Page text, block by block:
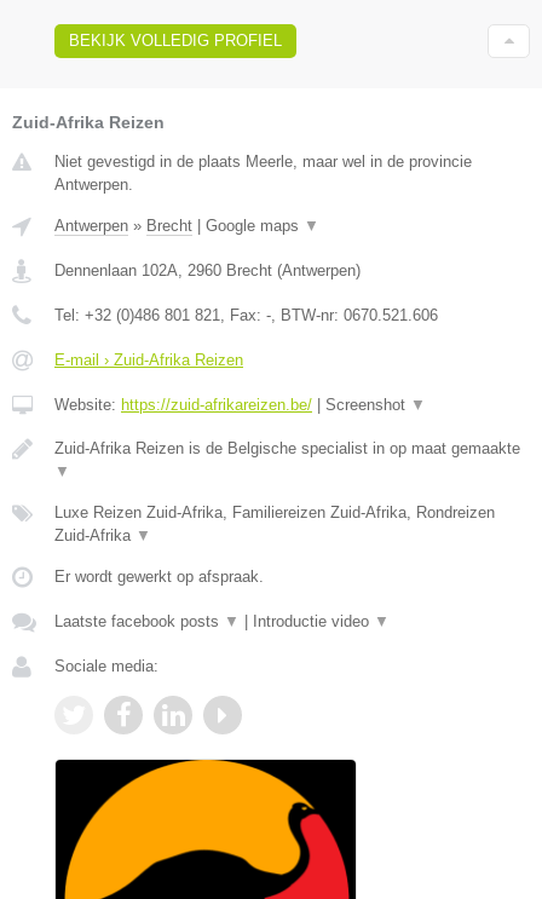
BEKIJK VOLLEDIG PROFIEL
Zuid-Afrika Reizen
Niet gevestigd in de plaats Meerle, maar wel in de provincie
Antwerpen.
Antwerpen » Brecht Google maps ▼
Dennenlaan 102A 2960 Brecht (Antwerpen)
Tel: +32 (0)486 801 821 , Fax: - , BTW-nr: 0670.521.606
E-mail › Zuid-Afrika Reizen
Website: https://zuid-afrikareizen.be/ Screenshot ▼
Zuid-Afrika Reizen is de Belgische specialist in op maat gemaakte
▼
Luxe Reizen Zuid-Afrika, Familiereizen Zuid-Afrika, Rondreizen
Zuid-Afrika ▼
Er wordt gewerkt op afspraak.
Laatste facebook posts ▼ Introductie video ▼
Sociale media: